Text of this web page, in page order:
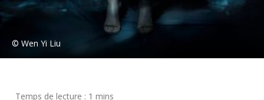
© Wen Yi Liu